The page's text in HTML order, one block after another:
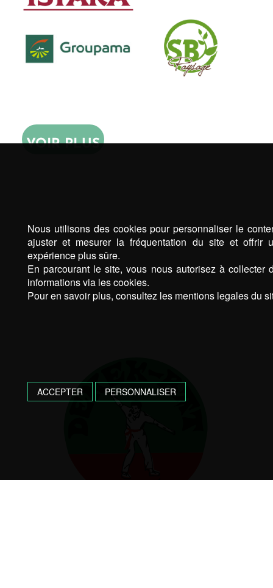
VOIR PLUS
Nous utilisons des cookies pour personnaliser le
ajuster et mesurer la fréquentation du site et offrir
expérience plus sûre.
En parcourant le site, vous nous autorisez à collecter
informations via les cookies.
Pour en savoir plus, consultez les mentions legales du
ACCEPTER PERSONNALISER